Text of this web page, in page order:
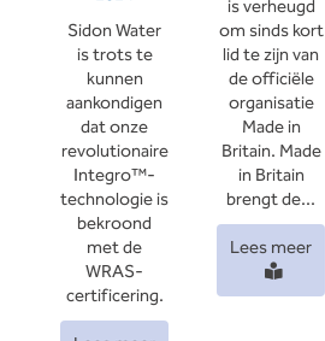
Sidon Water
is trots te
kunnen
aankondigen
dat onze
revolutionaire
Integro™-
technologie is
bekroond
met de
WRAS-
certificering.
is verheugd
om sinds kort
lid te zijn van
de officiële
organisatie
Made in
Britain. Made
in Britain
brengt de...
Lees meer